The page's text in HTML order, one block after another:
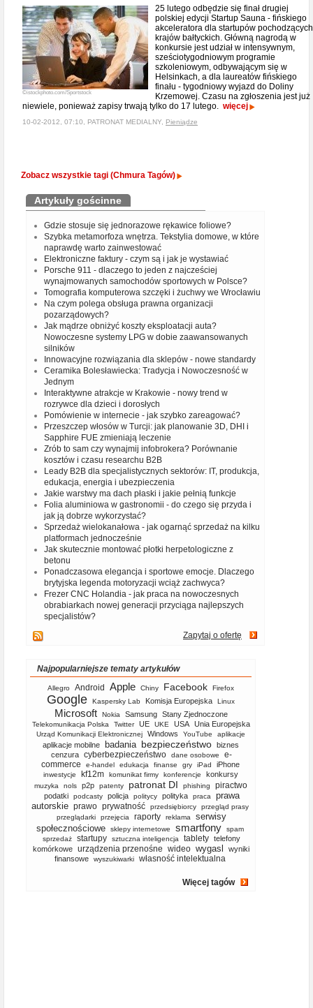
©istockphoto.com/Sportstock
25 lutego odbędzie się finał drugiej
polskiej edycji Startup Sauna - fińskiego
akceleratora dla startupów
krajów bałtyckich. Główną nagrodą w
konkursie jest udział w intensywnym,
sześciotygodniowym programie
szkoleniowym, odbywającym się w
Helsinkach, a dla laureatów fińskiego
finału - tygodniowy wyjazd do Doliny
Krzemowej. Czasu na zgłoszenia jest już
niewiele, ponieważ zapisy trwają tylko do 17 lutego. więcej
10-02-2012, 07:10, PATRONAT MEDIALNY, Pieniądze
Zobacz wszystkie tagi (Chmura Tagów)
Artykuły gościnne
Gdzie stosuje się jednorazowe rękawice foliowe?
Szybka metamorfoza wnętrza. Tekstylia domowe, w które
naprawdę warto zainwestować
Elektroniczne faktury - czym są i jak je wystawiać
Porsche 911 - dlaczego to jeden z najcześciej
wynajmowanych samochodów sportowych w Polsce?
Tomografia komputerowa szczęki i żuchwy we Wrocławiu
Na czym polega obsługa prawna organizacji
pozarządowych?
Jak mądrze obniżyć koszty eksploatacji auta?
Nowoczesne systemy LPG w dobie zaawansowanych
silników
Innowacyjne rozwiązania dla sklepów - nowe standardy
Ceramika Bolesławiecka: Tradycja i Nowoczesność w
Jednym
Interaktywne atrakcje w Krakowie - nowy trend w
rozrywce dla dzieci i dorosłych
Pomówienie w internecie - jak szybko zareagować?
Przeszczep włosów w Turcji: jak planowanie 3D, DHI i
Sapphire FUE zmieniają leczenie
Zrób to sam czy wynajmij infobrokera? Porównanie
kosztów i czasu researchu B2B
Leady B2B dla specjalistycznych sektorów: IT, produkcja,
edukacja, energia i ubezpieczenia
Jakie warstwy ma dach płaski i jakie pełnią funkcje
Folia aluminiowa w gastronomii - do czego się przyda i
jak ją dobrze wykorzystać?
Sprzedaż wielokanałowa - jak ogarnąć sprzedaż na kilku
platformach jednocześnie
Jak skutecznie montować płotki herpetologiczne z
betonu
Ponadczasowa elegancja i sportowe emocje. Dlaczego
brytyjska legenda motoryzacji wciąż zachwyca?
Frezer CNC Holandia - jak praca na nowoczesnych
obrabiarkach nowej generacji przyciąga najlepszych
specjalistów?
Zapytaj o ofertę
Najpopularniejsze tematy artykułów
Allegro Android Apple Chiny Facebook Firefox
Google Kaspersky Lab Komisja Europejska Linux
Microsoft Nokia Samsung Stany Zjednoczone
Telekomunikacja Polska Twitter UE UKE USA Unia Europejska
Urząd Komunikacji Elektronicznej Windows YouTube aplikacje
aplikacje mobilne badania bezpieczeństwo biznes
cenzura cyberbezpieczeństwo dane osobowe
e-
commerce
e-handel edukacja finanse gry iPad iPhone
inwestycje kf12m komunikat firmy konferencje konkursy
muzyka nols p2p patenty patronat DI phishing piractwo
podatki podcasty policja politycy polityka praca
prawa
autorskie prawo prywatność przedsiębiorcy
przegląd prasy
przeglądarki
przejęcia raporty reklama
serwisy
społecznościowe
sklepy internetowe smartfony
spam
sprzedaż
startupy sztuczna inteligencja tablety telefony
komórkowe
urządzenia przenośne wideo wygasl
wyniki
finansowe
wyszukiwarki własność intelektualna
Więcej tagów